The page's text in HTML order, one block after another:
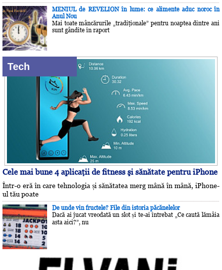
MENIUL de REVELION în lume: ce alimente aduc noroc în
Anul Nou
Mai toate mâncărurile „tradiţionale” pentru noaptea dintre ani
sunt gândite în raport
Tech
Cele mai bune 4 aplicaţii de fitness şi sănătate pentru iPhone
Într-o eră în care tehnologia și sănătatea merg mână în mână, iPhone-
ul tău poate
De unde vin fructele? File din istoria păcănelelor
Dacă ai jucat vreodată un slot și te-ai întrebat „Ce caută lămâia
asta aici?”, nu